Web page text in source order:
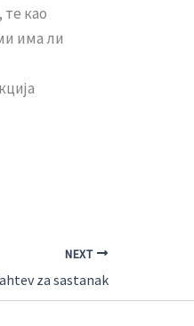
као
има ли
NEXT
za sastanak